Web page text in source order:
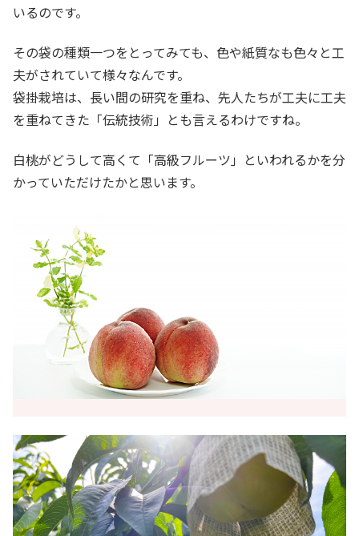
いるのです。
その袋の種類一つをとってみても、色や紙質なも色々と工
夫がされていて様々なんです。
袋掛栽培は、長い間の研究を重ね、先人たちが工夫に工夫
を重ねてきた「伝統技術」とも言えるわけですね。
白桃がどうして高くて「高級フルーツ」といわれるかを分
かっていただけたかと思います。